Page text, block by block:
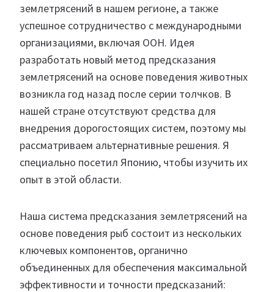
землетрясений в нашем регионе, а также
успешное сотрудничество с международными
организациями, включая ООН. Идея
разработать новый метод предсказания
землетрясений на основе поведения животных
возникла год назад после серии толчков. В
нашей стране отсутствуют средства для
внедрения дорогостоящих систем, поэтому мы
рассматриваем альтернативные решения. Я
специально посетил Японию, чтобы изучить их
опыт в этой области.
Наша система предсказания землетрясений на
основе поведения рыб состоит из нескольких
ключевых компонентов, органично
объединенных для обеспечения максимальной
эффективности и точности предсказаний: